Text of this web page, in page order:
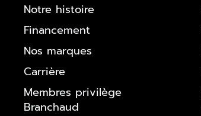
Notre histoire
Financement
Nos marques
Carrière
Membres privilège
Branchaud